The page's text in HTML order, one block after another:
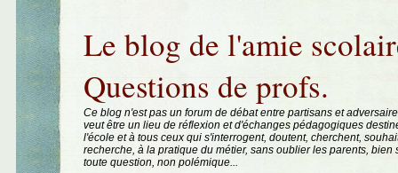
Le blog de l'amie
Questions de profs.
Ce blog n'est pas un forum de débat entre partisans et
veut être un lieu de réflexion et d'échanges pédagogiques
l'école et à tous ceux qui s'interrogent, doutent, cherchent,
recherche, à la pratique du métier, sans oublier les parents, bien
toute question, non polémique...